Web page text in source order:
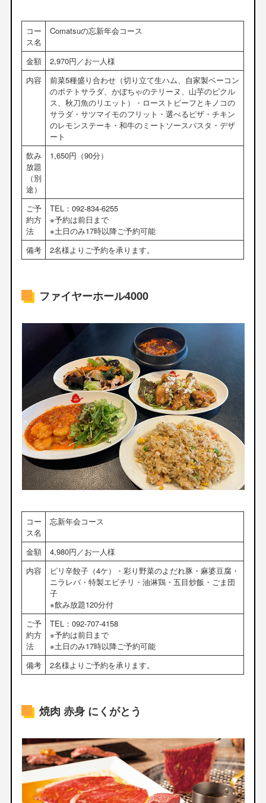
コー
ス名
Comatsuの忘新年会コース
金額
2,970円／お一人様
内容
前菜5種盛り合わせ（切り立て生ハム、自家製ベーコン
のポテトサラダ、かぼちゃのテリーヌ、山芋のピクル
ス、秋刀魚のリエット）・ローストビーフとキノコの
サラダ・サツマイモのフリット・選べるピザ・チキン
のレモンステーキ・和牛のミートソースパスタ・デザ
ート
飲み
放題
（別
途）
1,650円（90分）
ご予
約方
法
TEL：092-834-6255
※予約は前日まで
※土日のみ17時以降ご予約可能
備考
2名様よりご予約を承ります。
ファイヤーホール4000
コー
ス名
忘新年会コース
金額
4,980円／お一人様
内容
ピリ辛餃子（4ケ）・彩り野菜のよだれ豚・麻婆豆腐・
ニラレバ・特製エビチリ・油淋鶏・五目炒飯・ごま団
子
※飲み放題120分付
ご予
約方
法
TEL：092-707-4158
※予約は前日まで
※土日のみ17時以降ご予約可能
備考
2名様よりご予約を承ります。
焼肉 赤身 にくがとう